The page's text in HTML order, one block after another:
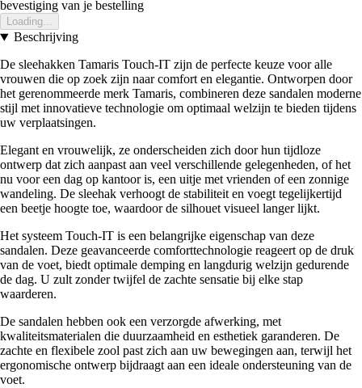
bevestiging van je bestelling
Loading...
Beschrijving
De sleehakken Tamaris Touch-IT zijn de perfecte keuze voor alle
vrouwen die op zoek zijn naar comfort en elegantie. Ontworpen door
het gerenommeerde merk Tamaris, combineren deze sandalen moderne
stijl met innovatieve technologie om optimaal welzijn te bieden tijdens
uw verplaatsingen.
Elegant en vrouwelijk, ze onderscheiden zich door hun tijdloze
ontwerp dat zich aanpast aan veel verschillende gelegenheden, of het
nu voor een dag op kantoor is, een uitje met vrienden of een zonnige
wandeling. De sleehak verhoogt de stabiliteit en voegt tegelijkertijd
een beetje hoogte toe, waardoor de silhouet visueel langer lijkt.
Het systeem Touch-IT is een belangrijke eigenschap van deze
sandalen. Deze geavanceerde comforttechnologie reageert op de druk
van de voet, biedt optimale demping en langdurig welzijn gedurende
de dag. U zult zonder twijfel de zachte sensatie bij elke stap
waarderen.
De sandalen hebben ook een verzorgde afwerking, met
kwaliteitsmaterialen die duurzaamheid en esthetiek garanderen. De
zachte en flexibele zool past zich aan uw bewegingen aan, terwijl het
ergonomische ontwerp bijdraagt aan een ideale ondersteuning van de
voet.